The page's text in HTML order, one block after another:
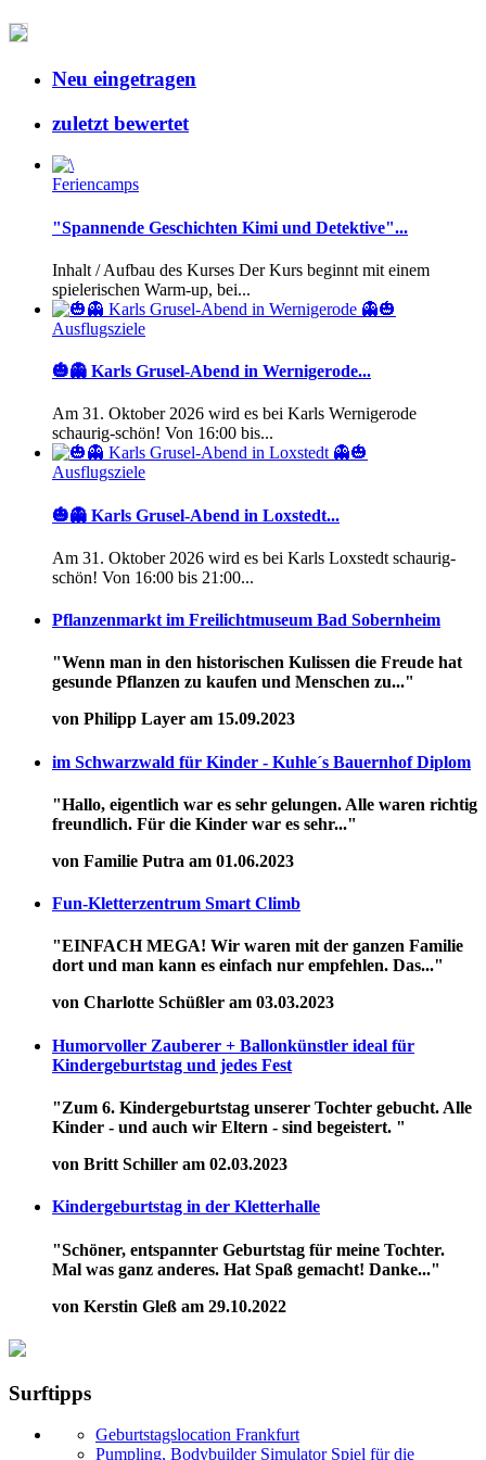
Neu eingetragen
zuletzt bewertet
Feriencamps
"Spannende Geschichten Kimi und Detektive"...
Inhalt / Aufbau des Kurses Der Kurs beginnt mit einem
spielerischen Warm-up, bei...
Ausflugsziele
🎃👻 Karls Grusel-Abend in Wernigerode...
Am 31. Oktober 2026 wird es bei Karls Wernigerode
schaurig-schön! Von 16:00 bis...
Ausflugsziele
🎃👻 Karls Grusel-Abend in Loxstedt...
Am 31. Oktober 2026 wird es bei Karls Loxstedt schaurig-
schön! Von 16:00 bis 21:00...
Pflanzenmarkt im Freilichtmuseum Bad Sobernheim
"Wenn man in den historischen Kulissen die Freude hat
gesunde Pflanzen zu kaufen und Menschen zu..."
von Philipp Layer am 15.09.2023
im Schwarzwald für Kinder - Kuhle´s Bauernhof Diplom
"Hallo, eigentlich war es sehr gelungen. Alle waren richtig
freundlich. Für die Kinder war es sehr..."
von Familie Putra am 01.06.2023
Fun-Kletterzentrum Smart Climb
"EINFACH MEGA! Wir waren mit der ganzen Familie
dort und man kann es einfach nur empfehlen. Das..."
von Charlotte Schüßler am 03.03.2023
Humorvoller Zauberer + Ballonkünstler ideal für
Kindergeburtstag und jedes Fest
"Zum 6. Kindergeburtstag unserer Tochter gebucht. Alle
Kinder - und auch wir Eltern - sind begeistert. "
von Britt Schiller am 02.03.2023
Kindergeburtstag in der Kletterhalle
"Schöner, entspannter Geburtstag für meine Tochter.
Mal was ganz anderes. Hat Spaß gemacht! Danke..."
von Kerstin Gleß am 29.10.2022
Surftipps
Geburtstagslocation Frankfurt
Pumpling, Bodybuilder Simulator Spiel für die